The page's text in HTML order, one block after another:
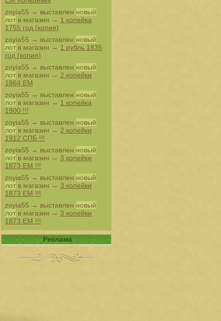
zoyia55 → выставлен новый
лот в магазин → 1 копейка
1755 год (копия)
zoyia55 → выставлен новый
лот в магазин → 1 рубль 1835
год (копия)
zoyia55 → выставлен новый
лот в магазин → 2 копейки
1864 ЕМ
zoyia55 → выставлен новый
лот в магазин → 1 копейка
1900 !!!
zoyia55 → выставлен новый
лот в магазин → 2 копейки
1912 СПБ !!!
zoyia55 → выставлен новый
лот в магазин → 3 копейки
1873 ЕМ !!!
zoyia55 → выставлен новый
лот в магазин → 3 копейки
1873 ЕМ !!!
zoyia55 → выставлен новый
лот в магазин → 3 копейки
1873 ЕМ !!!
Реклама